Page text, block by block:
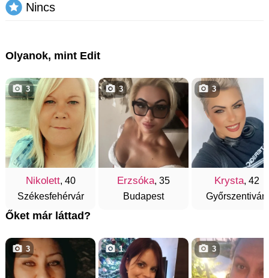
Nincs
Olyanok, mint Edit
Nikolett, 40
Székesfehérvár
3
Erzsóka, 35
Budapest
3
Krysta, 42
Győrszentiván
3
Őket már láttad?
3 1 3